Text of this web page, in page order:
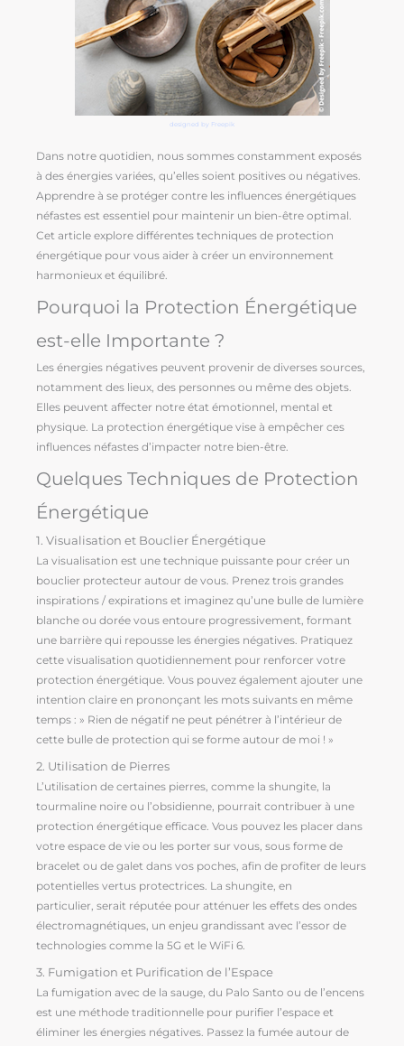
designed by Freepik
Dans notre quotidien, nous sommes constamment exposés
à des énergies variées, qu’elles soient positives ou négatives.
Apprendre à se protéger contre les influences énergétiques
néfastes est essentiel pour maintenir un bien-être optimal.
Cet article explore différentes techniques de protection
énergétique pour vous aider à créer un environnement
harmonieux et équilibré.
Pourquoi la Protection Énergétique
est-elle Importante ?
Les énergies négatives peuvent provenir de diverses sources,
notamment des lieux, des personnes ou même des objets.
Elles peuvent affecter notre état émotionnel, mental et
physique. La protection énergétique vise à empêcher ces
influences néfastes d’impacter notre bien-être.
Quelques Techniques de Protection
Énergétique
1. Visualisation et Bouclier Énergétique
La visualisation est une technique puissante pour créer un
bouclier protecteur autour de vous. Prenez trois grandes
inspirations / expirations et imaginez qu’une bulle de lumière
blanche ou dorée vous entoure progressivement, formant
une barrière qui repousse les énergies négatives. Pratiquez
cette visualisation quotidiennement pour renforcer votre
protection énergétique. Vous pouvez également ajouter une
intention claire en prononçant les mots suivants en même
temps : » Rien de négatif ne peut pénétrer à l’intérieur de
cette bulle de protection qui se forme autour de moi ! »
2. Utilisation de Pierres
L’utilisation de certaines pierres, comme la shungite, la
tourmaline noire ou l’obsidienne, pourrait contribuer à une
protection énergétique efficace. Vous pouvez les placer dans
votre espace de vie ou les porter sur vous, sous forme de
bracelet ou de galet dans vos poches, afin de profiter de leurs
potentielles vertus protectrices. La shungite, en
particulier, serait réputée pour atténuer les effets des ondes
électromagnétiques, un enjeu grandissant avec l’essor de
technologies comme la 5G et le WiFi 6.
3. Fumigation et Purification de l’Espace
La fumigation avec de la sauge, du Palo Santo ou de l’encens
est une méthode traditionnelle pour purifier l’espace et
éliminer les énergies négatives. Passez la fumée autour de